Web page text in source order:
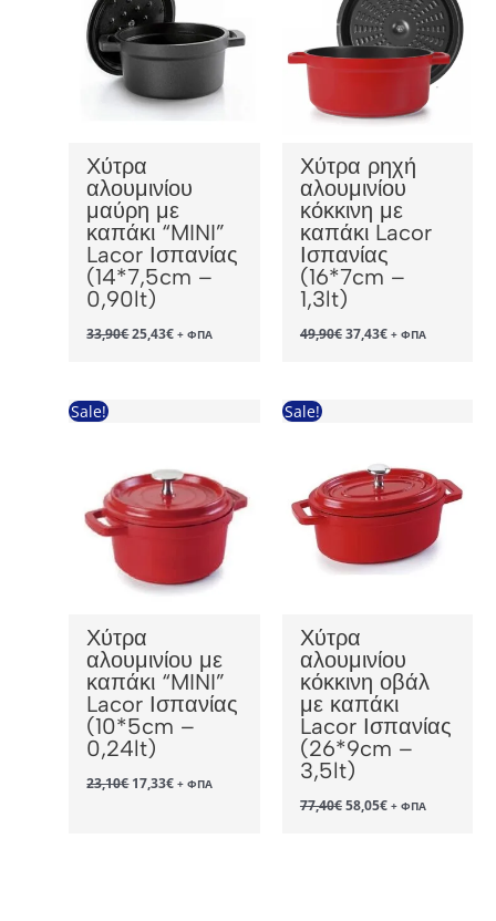
Χύτρα
αλουμινίου
μαύρη με
καπάκι “MINI”
Lacor Ισπανίας
(14*7,5cm –
0,90lt)
33,90€Original
price
25,43€Η+ ΦΠΑ
Χύτρα ρηχή
αλουμινίου
κόκκινη με
καπάκι Lacor
Ισπανίας
(16*7cm –
1,3lt)
49,90€Original
price
37,43€Η+ ΦΠΑ
Sale!
Χύτρα
αλουμινίου με
καπάκι “MINI”
Lacor Ισπανίας
(10*5cm –
0,24lt)
23,10€ Original
price
17,33€Η+ ΦΠΑ
Sale!
Χύτρα
αλουμινίου
κόκκινη οβάλ
με καπάκι
Lacor Ισπανίας
(26*9cm –
3,5lt)
77,40€Original
price
58,05€Η+ ΦΠΑ